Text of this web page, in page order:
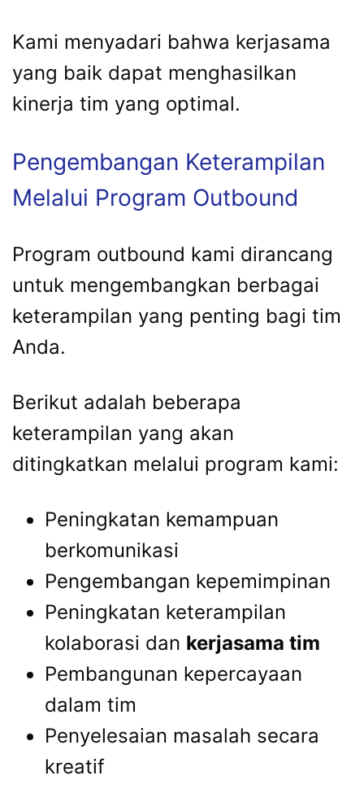
Kami menyadari bahwa kerjasama
yang baik dapat menghasilkan
kinerja tim yang optimal.
Pengembangan Keterampilan
Melalui Program Outbound
Program outbound kami dirancang
untuk mengembangkan berbagai
keterampilan yang penting bagi tim
Anda.
Berikut adalah beberapa
keterampilan yang akan
ditingkatkan melalui program kami:
Peningkatan kemampuan
berkomunikasi
Pengembangan kepemimpinan
Peningkatan keterampilan
kolaborasi dan kerjasama tim
Pembangunan kepercayaan
dalam tim
Penyelesaian masalah secara
kreatif